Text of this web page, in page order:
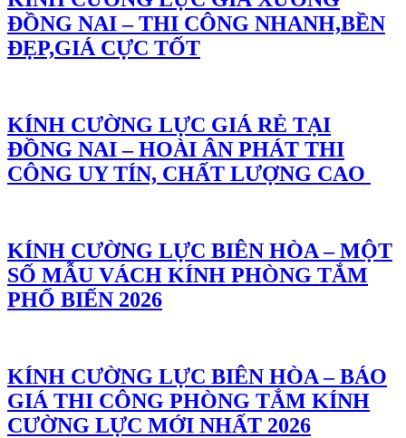
ĐỒNG NAI – THI CÔNG NHANH,BỀN
ĐẸP,GIÁ CỰC TỐT
KÍNH CƯỜNG LỰC GIÁ RẺ TẠI
ĐỒNG NAI – HOÀI ÂN PHÁT THI
CÔNG UY TÍN, CHẤT LƯỢNG CAO
KÍNH CƯỜNG LỰC BIÊN HÒA – MỘT
SỐ MẪU VÁCH KÍNH PHÒNG TẮM
PHỔ BIẾN 2026
KÍNH CƯỜNG LỰC BIÊN HÒA – BÁO
GIÁ THI CÔNG PHÒNG TẮM KÍNH
CƯỜNG LỰC MỚI NHẤT 2026